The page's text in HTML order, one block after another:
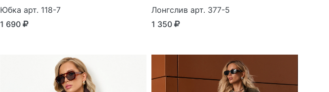
Юбка арт. 118-7
1 690
Лонгслив арт. 377-5
1 350